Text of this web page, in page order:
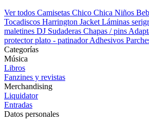
Ver todos Camisetas Chico Chica Niños
Tocadiscos Harrington Jacket Láminas
maletines DJ Sudaderas Chapas / pins
protector plato - patinadorAdhesivos
Categorías
Música
Libros
Fanzines y revistas
Merchandising
Liquidator
Entradas
Datos personales